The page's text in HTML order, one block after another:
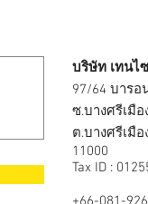
บริษัท เทนไ
97/64 บารอ
ซ.บางศรีเมื
ต.บางศรีเมื
11000
Tax ID :